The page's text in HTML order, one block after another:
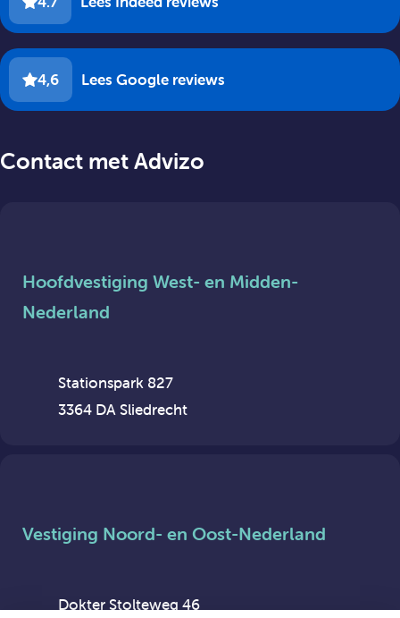
4,6 Lees Google reviews
Contact met Advizo
Hoofdvestiging West- en Midden-
Nederland
Stationspark 827
3364 DA Sliedrecht
Vestiging Noord- en Oost-Nederland
Dokter Stolteweg 46